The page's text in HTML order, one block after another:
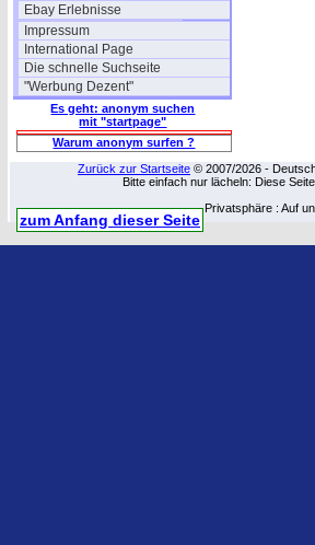
Ebay Erlebnisse
Impressum
International Page
Die schnelle Suchseite
"Werbung Dezent"
Es geht: anonym suchen
mit "startpage"
Warum anonym surfen ?
Zurück zur Startseite © 2007/2026 -
Bitte einfach nur lächeln: Diese
Privatsphäre : Auf
zum Anfang dieser Seite